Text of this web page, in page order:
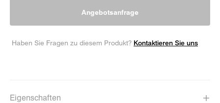
Angebotsanfrage
Haben Sie Fragen zu diesem Produkt? Kontaktieren Sie uns
Eigenschaften